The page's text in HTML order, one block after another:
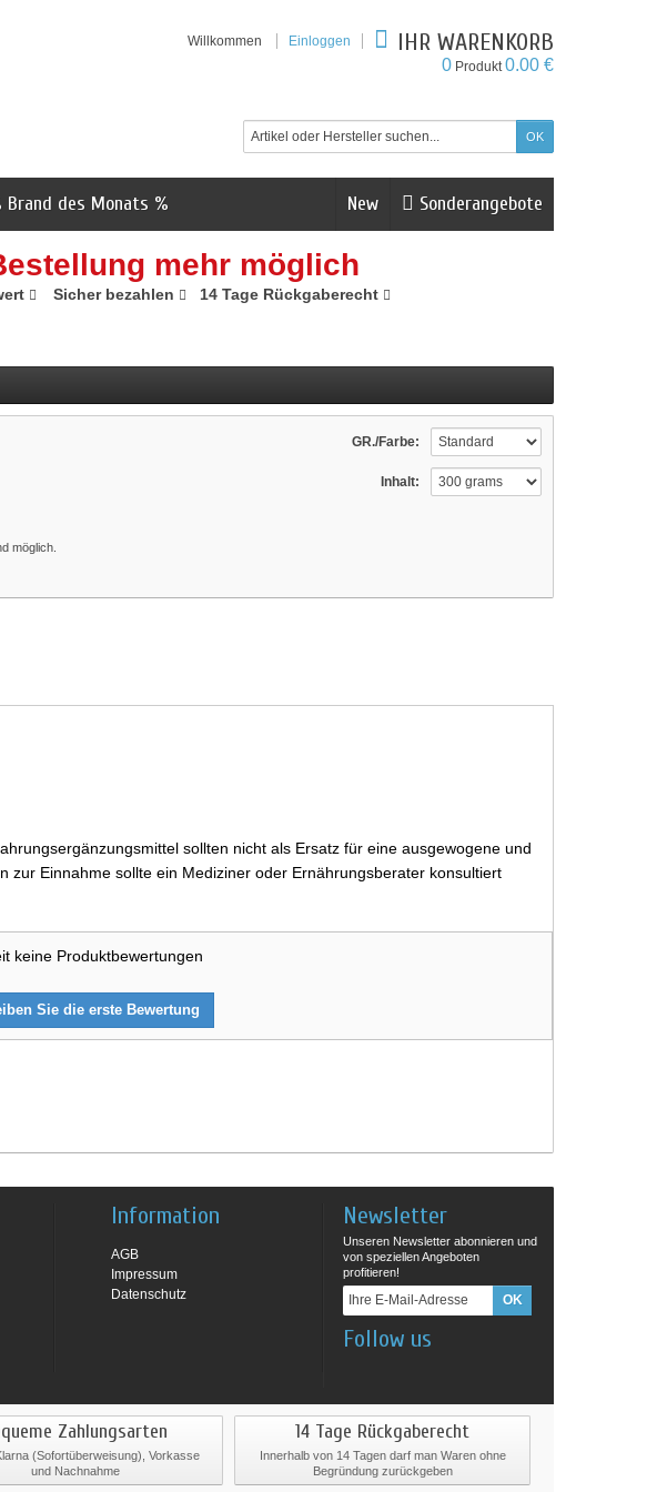
Willkommen Einloggen IHR WARENKORB
0 Produkt0.00 €
Sonderangebote
New
Brand des Monats %
mehr möglich
Sicher bezahlen 14 Tage Rückgaberecht
GR./Farbe:
Inhalt:
möglich.
sollten nicht als Ersatz für eine ausgewogene und
Einnahme sollte ein Mediziner oder Ernährungsberater konsultiert
keine Produktbewertungen
Sie die erste Bewertung
Information
AGB
Impressum
Datenschutz
Newsletter
Unseren Newsletter abonnieren und
von speziellen Angeboten
profitieren!
Follow us
Zahlungsarten
(Sofortüberweisung), Vorkasse
und Nachnahme
14 Tage Rückgaberecht
Innerhalb von 14 Tagen darf man Waren ohne
Begründung zurückgeben